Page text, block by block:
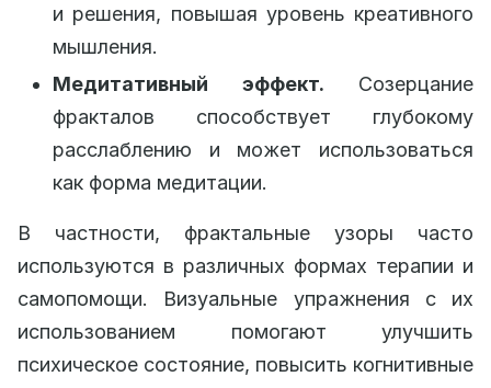
и решения, повышая уровень креативного
мышления.
Медитативный эффект. Созерцание
фракталов способствует глубокому
расслаблению и может использоваться
как форма медитации.
В частности, фрактальные узоры часто
используются в различных формах терапии и
самопомощи. Визуальные упражнения с их
использованием помогают улучшить
психическое состояние, повысить когнитивные